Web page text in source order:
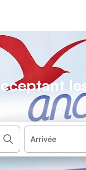
Arrivée